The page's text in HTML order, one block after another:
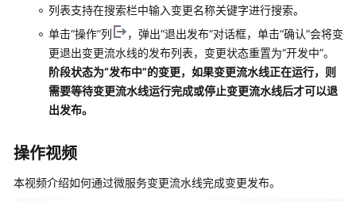
列表支持在搜索栏中输入变更名称关键字进行搜索。
单击“操作”列
，弹出“退出发布”对话框，单击“确认”会将变
更退出变更流水线的发布列表，变更状态重置为“开发中”。
阶段状态为“发布中”的变更，如果变更流水线正在运行，则
需要等待变更流水线运行完成或停止变更流水线后才可以退
出发布。
操作视频
本视频介绍如何通过微服务变更流水线完成变更发布。